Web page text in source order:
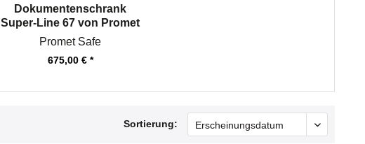
Dokumentenschrank
Super-Line 67 von Promet
Safe
Promet Safe
675,00 € *
Sortierung: